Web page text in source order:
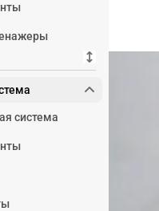
система